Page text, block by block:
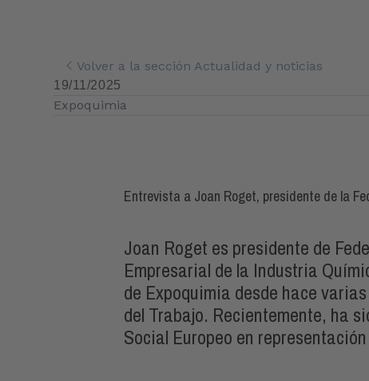
Volver a la sección Actualidad y noticias
19/11/2025
Expoquimia
Entrevista a Joan Roget, presidente de la
Joan Roget es presidente de
Empresarial de la Industria
de Expoquimia desde hace
del Trabajo. Recientemente, ha
Social Europeo en